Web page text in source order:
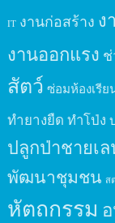
IT งานก่อสร้าง ง
งานออกแรง
สัตว์ ซ่อมห้องเรีย
ทำยางยืด ทำโป่ง
ปลูกป่าชายเ
พัฒนาชุมชน ส
หัตถกรรม